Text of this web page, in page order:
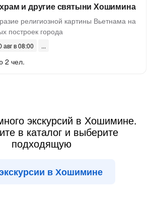
и другие святыни Хошимина
религиозной картины Вьетнама на
построек города
авг в 08:00
2 чел.
экскурсий в Хошимине.
в каталог и выберите
подходящую
в Хошимине